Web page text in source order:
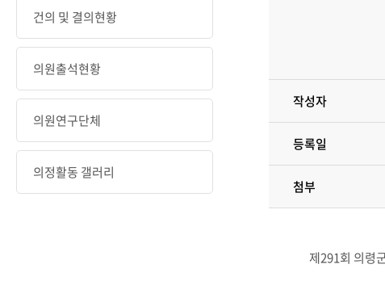
건의 및 결의현황
의원출석현황
의원연구단체
의정활동 갤러리
작성자
등록일
첨부
제291회 의령